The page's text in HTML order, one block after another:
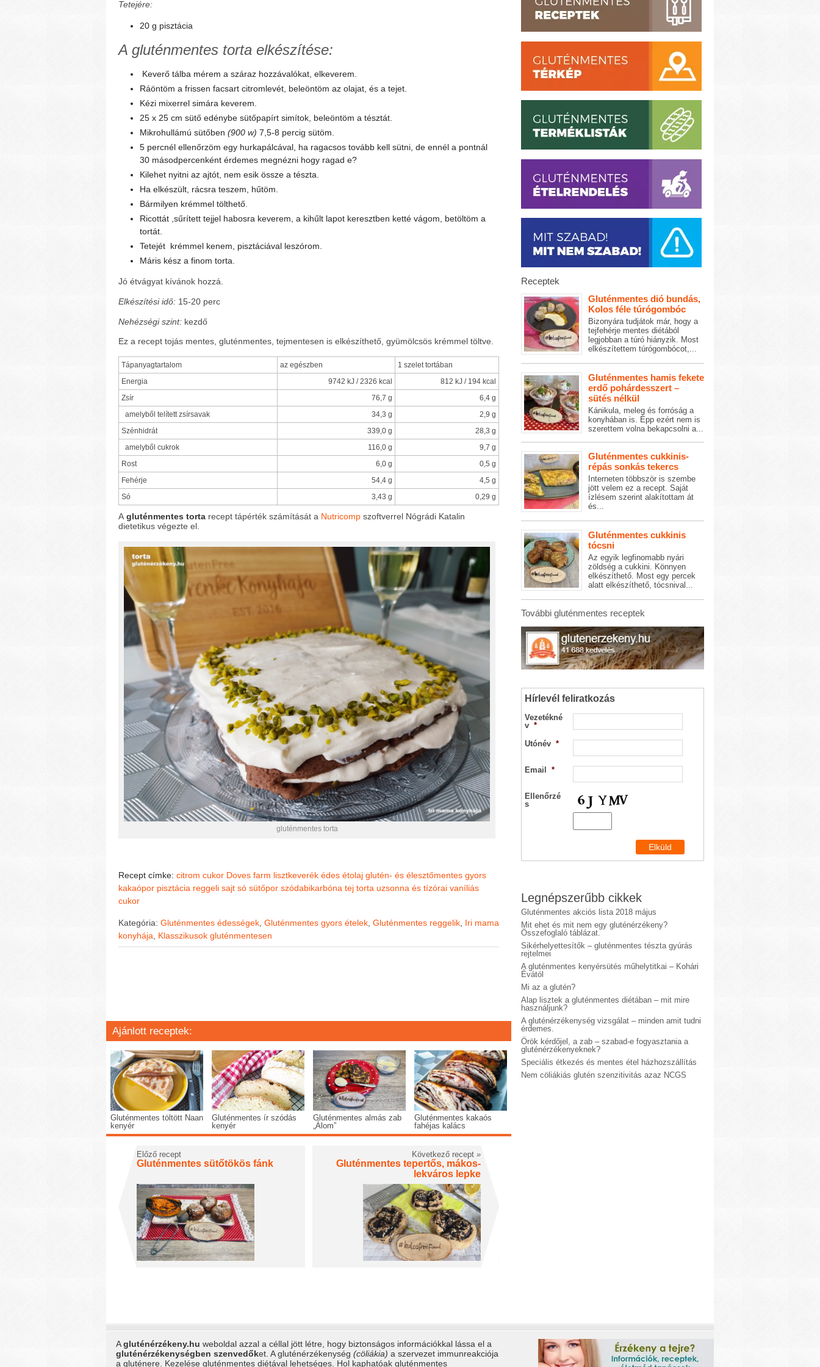
Tetejére:
20 g pisztácia
A gluténmentes torta elkészítése:
Keverő tálba mérem a száraz hozzávalókat, elkeverem.
Ráöntöm a frissen facsart citromlevét, beleöntöm az olajat, és a tejet.
Kézi mixerrel simára keverem.
25 x 25 cm sütő edénybe sütőpapírt simítok, beleöntöm a tésztát.
Mikrohullámú sütőben (900 w) 7,5-8 percig sütöm.
5 percnél ellenőrzöm egy hurkapálcával, ha ragacsos tovább kell sütni, de ennél a pontnál
30 másodpercenként érdemes megnézni hogy ragad e?
Kilehet nyitni az ajtót, nem esik össze a tészta.
Ha elkészült, rácsra teszem, hűtöm.
Bármilyen krémmel tölthető.
Ricottát ,sűrített tejjel habosra keverem, a kihűlt lapot keresztben ketté vágom, betöltöm a
tortát.
Tetejét krémmel kenem, pisztáciával leszórom.
Máris kész a finom torta.
Jó étvágyat kívánok hozzá.
Elkészítési idő: 15-20 perc
Nehézségi szint: kezdő
Ez a recept tojás mentes, gluténmentes, tejmentesen is elkészíthető, gyümölcsös krémmel töltve.
Tápanyagtartalom az egészben
1 szelet tortában
Energia
9742 kJ / 2326 kcal
812 kJ / 194 kcal
Zsír
76,7 g
6,4 g
amelyből telített zsírsavak
34,3 g
2,9 g
Szénhidrát
339,0 g
28,3 g
amelyből cukrok
116,0 g
9,7 g
Rost
6,0 g
0,5 g
Fehérje
54,4 g
4,5 g
Só
3,43 g 0,29 g
A gluténmentes torta recept tápérték számítását a Nutricomp szoftverrel Nógrádi Katalin
dietetikus végezte el.
gluténmentes torta
Recept címke: citrom cukor Doves farm lisztkeverék édes étolaj glutén- és élesztőmentes gyors
kakaópor pisztácia reggeli sajt só sütőpor szódabikarbóna tej torta uzsonna és tízórai vaníliás
cukor
Kategória: Gluténmentes édességek Gluténmentes gyors ételek Gluténmentes reggelik Iri mama
konyhája
Klasszikusok gluténmentesen
Ajánlott receptek:
Gluténmentes töltött Naan
kenyér
Gluténmentes ír szódás
kenyér
Gluténmentes almás zab
„Álom”
Gluténmentes kakaós
fahéjas kalács
Előző recept
Gluténmentes sütőtökös fánk
Következő recept »
Gluténmentes tepertős, mákos-
lekváros lepke
Receptek
Gluténmentes dió bundás,
Kolos féle túrógombóc
Bizonyára tudjátok már, hogy a
tejfehérje mentes diétából
legjobban a túró hiányzik. Most
elkészítettem túrógombócot,...
Gluténmentes hamis fekete
erdő pohárdesszert –
sütés nélkül
Kánikula, meleg és forróság a
konyhában is. Épp ezért nem is
szerettem volna bekapcsolni a...
Gluténmentes cukkinis-
répás sonkás tekercs
Interneten többször is szembe
jött velem ez a recept. Saját
ízlésem szerint alakítottam át
és...
Gluténmentes cukkinis
tócsni
Az egyik legfinomabb nyári
zöldség a cukkini. Könnyen
elkészíthető. Most egy percek
alatt elkészíthető, tócsnival...
További gluténmentes receptek
Hírlevél feliratkozás
Vezetékné
v *
Utónév *
Email *
Ellenőrzé
s
Legnépszerűbb cikkek
Gluténmentes akciós lista 2018 május
Mit ehet és mit nem egy gluténérzékeny?
Összefoglaló táblázat.
Sikérhelyettesítők – gluténmentes tészta gyúrás
rejtelmei
A gluténmentes kenyérsütés műhelytitkai – Kohári
Évától
Mi az a glutén?
Alap lisztek a gluténmentes diétában – mit mire
használjunk?
A gluténérzékenység vizsgálat – minden amit tudni
érdemes.
Örök kérdőjel, a zab – szabad-e fogyasztania a
gluténérzékenyeknek?
Speciális étkezés és mentes étel házhozszállítás
Nem cöliákiás glutén szenzitivitás azaz NCGS
Agluténérzékeny.hu weboldal azzal a céllal jött létre, hogy biztonságos információkkal lássa el a
gluténérzékenységben szenvedőket. A gluténérzékenység (cöliákia) a szervezet immunreakciója
a gluténere. Kezelése gluténmentes diétával lehetséges. Hol kaphatóak gluténmentes